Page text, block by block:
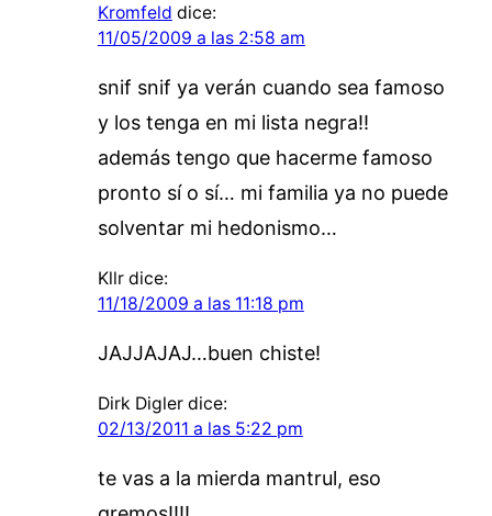
Kromfeld dice:
11/05/2009 a las 2:58 am
snif snif ya verán cuando sea famoso
y los tenga en mi lista negra!!
además tengo que hacerme famoso
pronto sí o sí… mi familia ya no puede
solventar mi hedonismo…
Kllr dice:
11/18/2009 a las 11:18 pm
JAJJAJAJ…buen chiste!
Dirk Digler dice:
02/13/2011 a las 5:22 pm
te vas a la mierda mantrul, eso